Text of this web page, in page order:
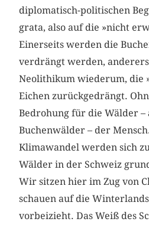
diplomatisch-politischen
grata, also auf die »nicht
Einerseits werden die
verdrängt werden,
Neolithikum wiederum, die
Eichen zurückgedrängt.
Bedrohung für die Wälder –
Buchenwälder – der
Klimawandel werden sich
Wälder in der Schweiz
Wir sitzen hier im Zug von
schauen auf die
vorbeizieht. Das Weiß des